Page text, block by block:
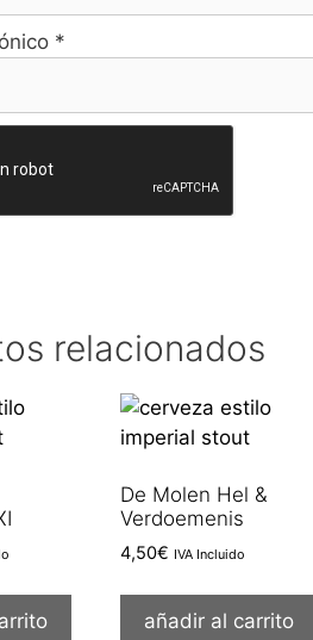
*
relacionados
De Molen Hel &
Verdoemenis
4,50€ IVA Incluido
añadir al carrito